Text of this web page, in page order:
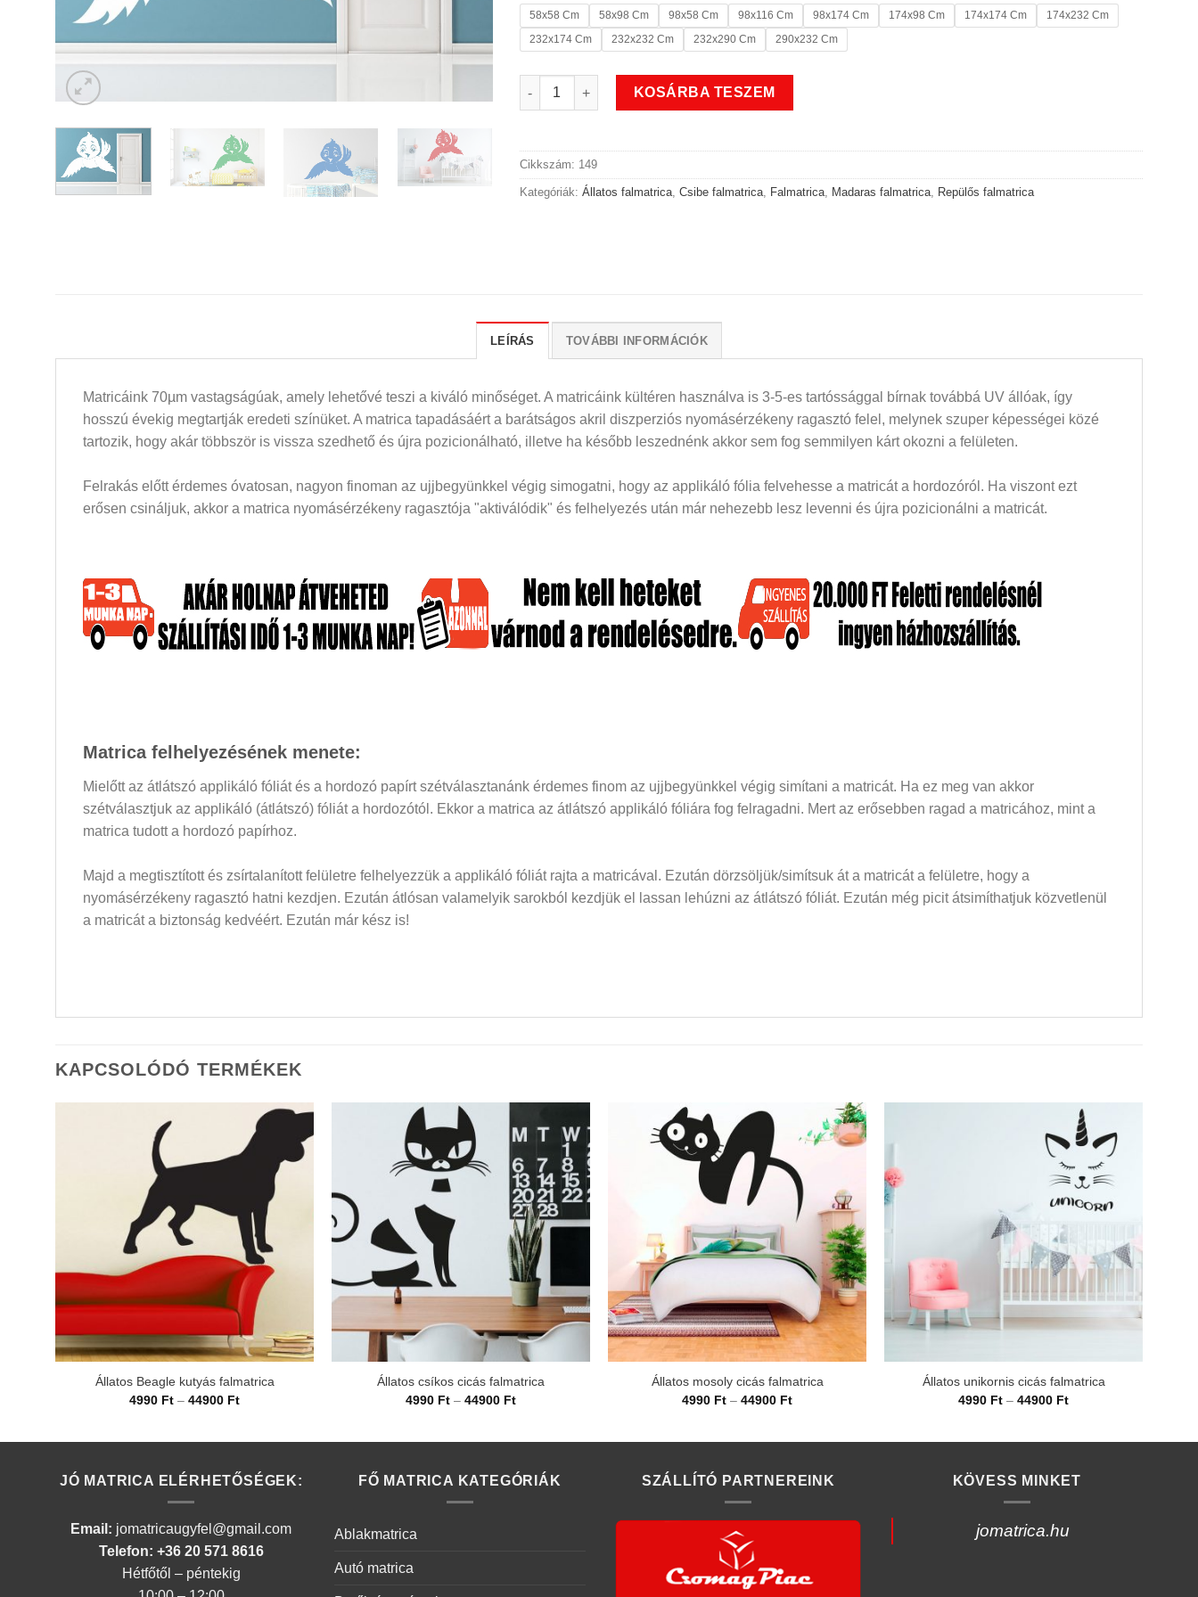
58x58 Cm 58x98 Cm 98x58 Cm 98x116 Cm 98x174 Cm 174x98 Cm 174x174 Cm
174x232 Cm
232x174 Cm
232x232 Cm 232x290 Cm 290x232 Cm
Repülő madaras csibe falmatrica mennyiség
KOSÁRBA TESZEM
Cikkszám: 149
Kategóriák: Állatos falmatrica, Csibe falmatrica, Falmatrica, Madaras falmatrica, Repülős falmatrica
LEÍRÁS TOVÁBBI INFORMÁCIÓK
Matricáink 70µm vastagságúak, amely lehetővé teszi a kiváló minőséget. A matricáink kültéren használva is 3-5-es tartóssággal bírnak továbbá UV állóak, így
hosszú évekig megtartják eredeti színüket. A matrica tapadásáért a barátságos akril diszperziós nyomásérzékeny ragasztó felel, melynek szuper képességei közé
tartozik, hogy akár többször is vissza szedhető és újra pozicionálható, illetve ha később leszednénk akkor sem fog semmilyen kárt okozni a felületen.
Felrakás előtt érdemes óvatosan, nagyon finoman az ujjbegyünkkel végig simogatni, hogy az applikáló fólia felvehesse a matricát a hordozóról. Ha viszont ezt
erősen csináljuk, akkor a matrica nyomásérzékeny ragasztója "aktiválódik" és felhelyezés után már nehezebb lesz levenni és újra pozicionálni a matricát.
Matrica felhelyezésének menete:
Mielőtt az átlátszó applikáló fóliát és a hordozó papírt szétválasztanánk érdemes finom az ujjbegyünkkel végig simítani a matricát. Ha ez meg van akkor
szétválasztjuk az applikáló (átlátszó) fóliát a hordozótól. Ekkor a matrica az átlátszó applikáló fóliára fog felragadni. Mert az erősebben ragad a matricához, mint a
matrica tudott a hordozó papírhoz.
Majd a megtisztított és zsírtalanított felületre felhelyezzük a applikáló fóliát rajta a matricával. Ezután dörzsöljük/simítsuk át a matricát a felületre, hogy a
nyomásérzékeny ragasztó hatni kezdjen. Ezután átlósan valamelyik sarokból kezdjük el lassan lehúzni az átlátszó fóliát. Ezután még picit átsimíthatjuk közvetlenül
a matricát a biztonság kedvéért. Ezután már kész is!
KAPCSOLÓDÓ TERMÉKEK
Állatos Beagle kutyás falmatrica
4990 Ft – 44900 FtÁrtartomány:
Állatos csíkos cicás falmatrica
4990 Ft – 44900 FtÁrtartomány:
Állatos mosoly cicás falmatrica
4990 Ft – 44900 FtÁrtartomány:
Állatos unikornis cicás falmatrica
4990 Ft – 44900 FtÁrtartomány:
JÓ MATRICA ELÉRHETŐSÉGEK:
Email: jomatricaugyfel@gmail.com
Telefon: +36 20 571 8616
Hétfőtől – péntekig
FŐ MATRICA KATEGÓRIÁK
Ablakmatrica
Autó matrica
SZÁLLÍTÓ PARTNEREINK KÖVESS MINKET
jomatrica.hu